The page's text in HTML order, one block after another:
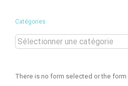
Catégories
Catégories
There is no form selected or the form